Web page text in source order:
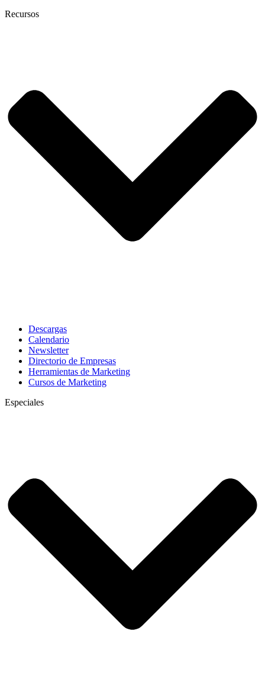
Recursos
Descargas
Calendario
Newsletter
Directorio de Empresas
Herramientas de Marketing
Cursos de Marketing
Especiales